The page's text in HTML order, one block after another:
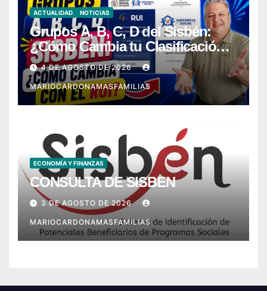
ACTUALIDAD NOTICIAS
Grupos A, B, C, D del Sisbén:
¿Cómo Cambia tu Clasificación
con el RUI?
4 DE AGOSTO DE 2026
MARIOCARDONAMASFAMILIAS
ECONOMÍA Y FINANZAS
CONSULTA DE SISBEN
3 DE AGOSTO DE 2026
MARIOCARDONAMASFAMILIAS